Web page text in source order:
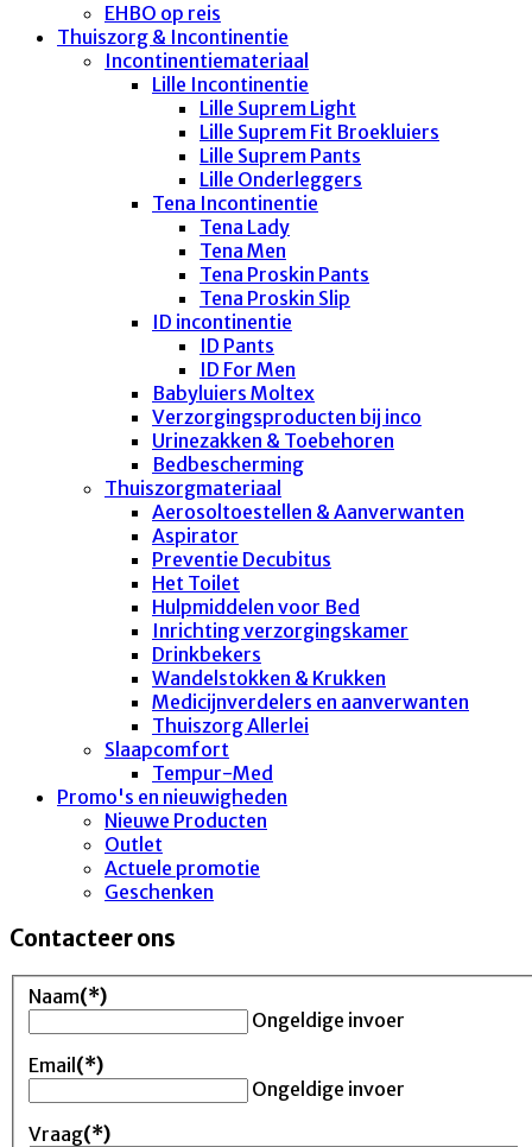
EHBO op reis
Thuiszorg & Incontinentie
Incontinentiemateriaal
Lille Incontinentie
Lille Suprem Light
Lille Suprem Fit Broekluiers
Lille Suprem Pants
Lille Onderleggers
Tena Incontinentie
Tena Lady
Tena Men
Tena Proskin Pants
Tena Proskin Slip
ID incontinentie
ID Pants
ID For Men
Babyluiers Moltex
Verzorgingsproducten bij inco
Urinezakken & Toebehoren
Bedbescherming
Thuiszorgmateriaal
Aerosoltoestellen & Aanverwanten
Aspirator
Preventie Decubitus
Het Toilet
Hulpmiddelen voor Bed
Inrichting verzorgingskamer
Drinkbekers
Wandelstokken & Krukken
Medicijnverdelers en aanverwanten
Thuiszorg Allerlei
Slaapcomfort
Tempur-Med
Promo's en nieuwigheden
Nieuwe Producten
Outlet
Actuele promotie
Geschenken
Contacteer ons
Naam(*)
Ongeldige invoer
Email(*)
Ongeldige invoer
Vraag(*)